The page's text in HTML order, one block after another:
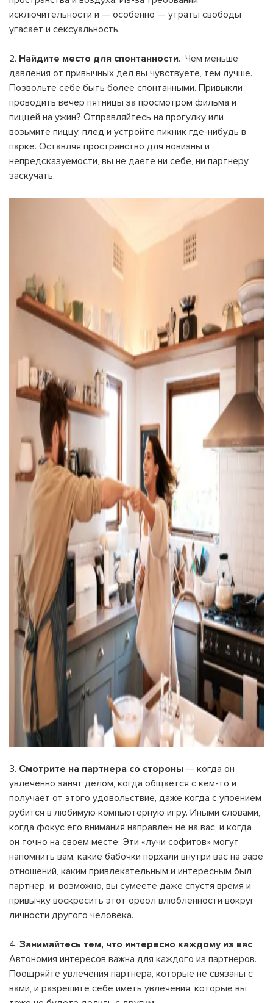
исключительности и — особенно — утраты свободы
угасает и сексуальность.
2. Найдите место для спонтанности. Чем меньше
давления от привычных дел вы чувствуете, тем лучше.
Позвольте себе быть более спонтанными. Привыкли
проводить вечер пятницы за просмотром фильма и
пиццей на ужин? Отправляйтесь на прогулку или
возьмите пиццу, плед и устройте пикник где-нибудь в
парке. Оставляя пространство для новизны и
непредсказуемости, вы не даете ни себе, ни партнеру
заскучать.
3. Смотрите на партнера со стороны — когда он
увлеченно занят делом, когда общается с кем-то и
получает от этого удовольствие, даже когда с упоением
рубится в любимую компьютерную игру. Иными словами,
когда фокус его внимания направлен не на вас, и когда
он точно на своем месте. Эти «лучи софитов» могут
напомнить вам, какие бабочки порхали внутри вас на заре
отношений, каким привлекательным и интересным был
партнер, и, возможно, вы сумеете даже спустя время и
привычку воскресить этот ореол влюбленности вокруг
личности другого человека.
4. Занимайтесь тем, что интересно каждому из вас.
Автономия интересов важна для каждого из партнеров.
Поощряйте увлечения партнера, которые не связаны с
вами, и разрешите себе иметь увлечения, которые вы
Имя пользователя:
Номер карты лояльности:
Бонусов на счету:
Кэшбек-бонусов на счету:
Авторизация
На вашем счетубонусов
100
ПЕРЕЧИСЛИТЬ